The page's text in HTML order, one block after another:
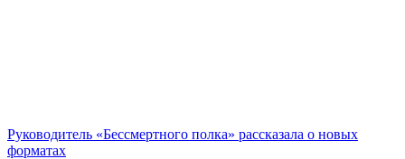
Руководитель «Бессмертного полка» рассказала о новых
форматах